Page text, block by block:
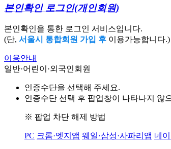
본인확인 로그인(개인회원)
본인확인을 통한 로그인 서비스입니다.
(단, 서울시 통합회원 가입 후 이용가능합니다.)
이용안내
일반·어린이·외국인회원
인증수단을 선택해 주세요.
인증수단 선택 후 팝업창이 나타나지 않
※ 팝업 차단 해제 방법
PC 크롬·엣지앱 웨일·삼성·사파리앱 네